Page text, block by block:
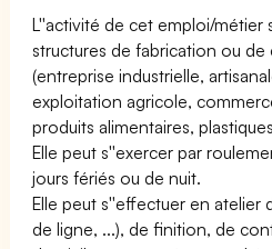
L''activité de cet emploi/métier
structures de fabrication ou
(entreprise industrielle,
exploitation agricole,
produits alimentaires,
Elle peut s''exercer par
jours fériés ou de nuit.
Elle peut s''effectuer en atelier
de ligne, ...), de finition, de